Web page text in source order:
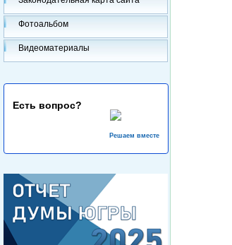
Фотоальбом
Видеоматериалы
Есть вопрос?
Решаем вместе